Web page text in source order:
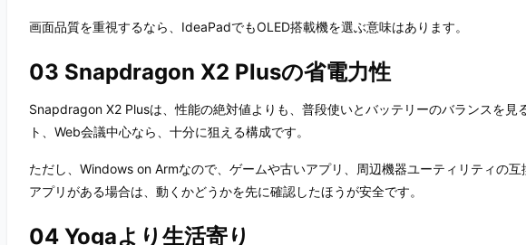
画面品質を重視するなら、IdeaPadでもOLED搭載機を選ぶ意味はあります。
03 Snapdragon X2 Plusの省電力性
Snapdragon X2 Plusは、性能の絶対値よりも、普段使いとバッテリーのバランスを
ト、Web会議中心なら、十分に狙える構成です。
ただし、Windows on Armなので、ゲームや古いアプリ、周辺機器ユーティリティの
アプリがある場合は、動くかどうかを先に確認したほうが安全です。
04 Yogaより生活寄り